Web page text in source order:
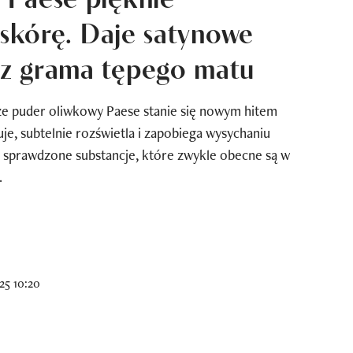
Daje satynowe
grama tępego matu
puder oliwkowy Paese stanie się nowym hitem
subtelnie rozświetla i zapobiega wysychaniu
substancje, które zwykle obecne są w
10:20